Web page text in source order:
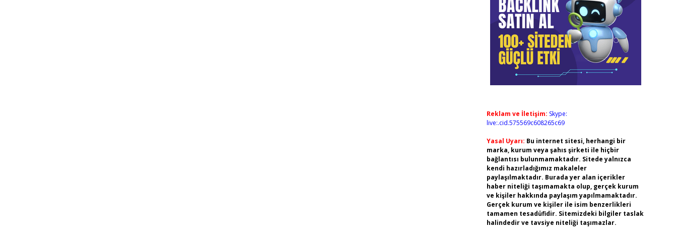
Reklam ve İletişim: Skype:
live:.cid.575569c608265c69
Yasal Uyarı: Bu internet sitesi, herhangi bir
marka, kurum veya şahıs şirketi ile hiçbir
bağlantısı bulunmamaktadır. Sitede yalnızca
kendi hazırladığımız makaleler
paylaşılmaktadır. Burada yer alan içerikler
haber niteliği taşımamakta olup, gerçek kurum
ve kişiler hakkında paylaşım yapılmamaktadır.
Gerçek kurum ve kişiler ile isim benzerlikleri
tamamen tesadüfidir. Sitemizdeki bilgiler taslak
halindedir ve tavsiye niteliği taşımazlar.